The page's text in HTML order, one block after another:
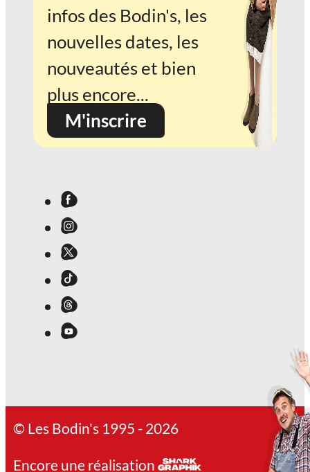
infos des Bodin's, les
nouvelles dates, les
nouveautés et bien
plus encore...
M'inscrire
© Les Bodin's 1995 - 2026
Encore une réalisation